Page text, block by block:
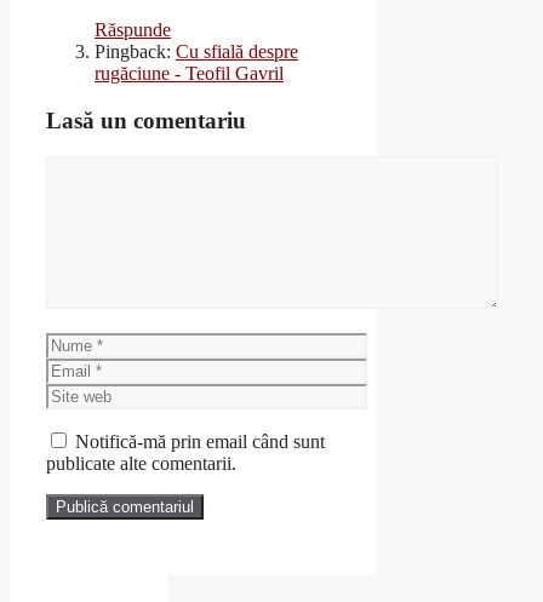
Răspunde
Pingback: Cu sfială despre
rugăciune - Teofil Gavril
Lasă un comentariu
Nume
Email
Site
web
Notifică-mă prin email când sunt
publicate alte comentarii.